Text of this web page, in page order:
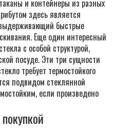
и контейнеры из разных
здесь является
быстрые
. Еще один интересный
с особой структурой,
посуде. Эти три сущности
требует термостойкого
подвидом стеклянной
если произведено